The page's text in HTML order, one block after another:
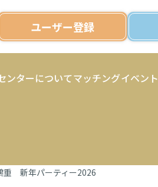
ユーザー登録
ンターについてマッチングイベント
重 新年パーティー2026